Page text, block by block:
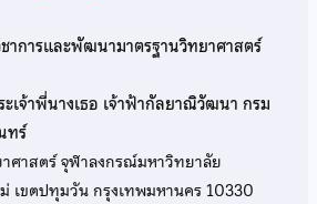
าการและพัฒนามาตรฐานวิทยาศาสตร์
เจ้าพี่นางเธอ เจ้าฟ้ากัลยาณิวัฒนา กรม
ทร์
ศาสตร์ จุฬาลงกรณ์มหาวิทยาลัย
เขตปทุมวัน กรุงเทพมหานคร 10330